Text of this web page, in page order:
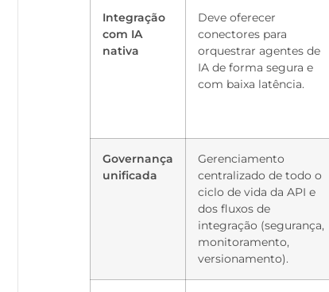
Integração
com IA
nativa
Deve oferecer
conectores para
orquestrar agentes de
IA de forma segura e
com baixa latência.
Governança
unificada
Gerenciamento
centralizado de todo o
ciclo de vida da API e
dos fluxos de
integração (segurança,
monitoramento,
versionamento).